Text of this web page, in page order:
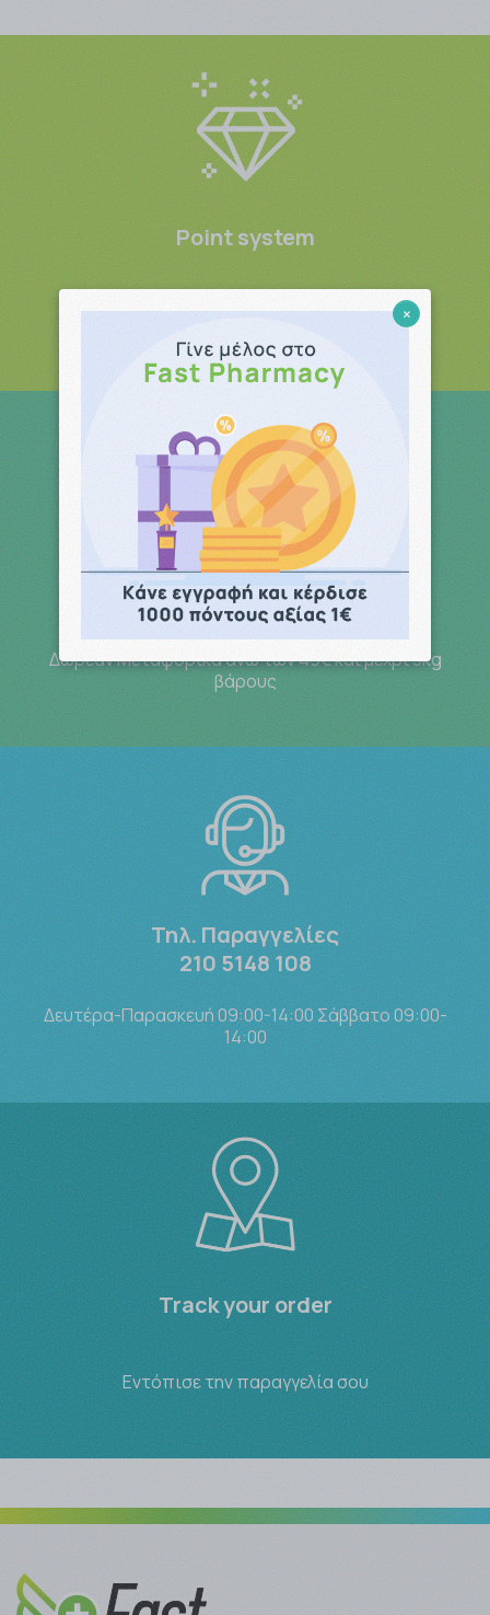
Point system
Μπες και κέρδισες
Free Delivery
Δωρεάν Μεταφορικά άνω των 49€ και μέχρι 3kg
βάρους
Τηλ. Παραγγελίες
210 5148 108
Δευτέρα-Παρασκευή 09:00-14:00 Σάββατο 09:00-
14:00
Track your order
Εντόπισε την παραγγελία σου
×